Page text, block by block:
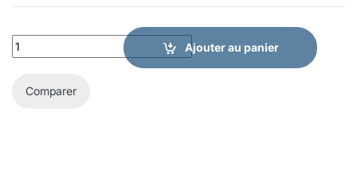
ULTRAPACK quantity
Ajouter au panier
Comparer